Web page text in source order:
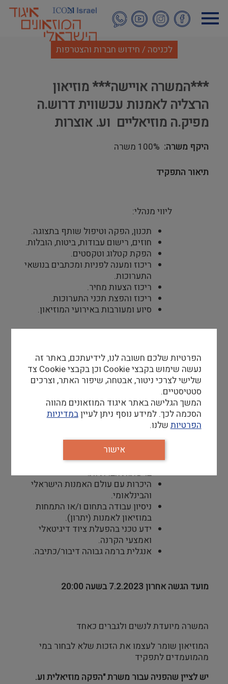
לתוכן
העיקרי
לכניסה / חידוש חברות והצטרפות
***המשרה אויישה*** מוזיאון
הרצליה לאמנות עכשווית דרוש.ה
מפיק.ה מוזיאליים וע. אוצרות
היקף משרה 100% משרה
תיאור התפקיד
ליווי מנהלי:
תכנון, הפקה וטיפול שותף בתצוגה.
חוזים, רישום עבודות, ביטוח, הובלות.
הפקת קטלוג וטקסטים.
ריכוז ומענה לפניות ומכתבים בנושאי
התערוכות.
ריכוז הצעות מחיר.
ריכוז והפצת תכני התערוכות.
סיוע ומעורבות באירועי המוזיאון.
בוגר.ת תואר ראשון בתולדות האמנות
ו/או בוגר.ת תואר ראשון
בתחום דומה ממוסד אקדמי מוכר
(דרישת סף).
שליטה מעולה בתוכנות מחשב: אופיס,
פוטושופ.
יכולות בינאישיות גבוהות, קפדנות
ועמידה בריבוי משימות.
יכולת כתיבה וניסוח, התמצאות
ברשתות חברתיות.
היכרות עם עולם האמנות הישראלי
והבינלאומי.
ניסיון עבודה בתחום ו/או התמחות
במוזיאון לאמנות (יתרון).
ידע טכני בהפעלת ציוד דיגיטאלי
ואמצעי הקרנה.
אנגלית ברמה גבוהה דיבור/כתיבה.
מועד הגשה אחרון 7.2.2023 בשעה 20:00
המשרה מיועדת לנשים ולגברים כאחד
המוזיאון שומר לעצמו את הזכות שלא לבחור במי
מהמועמדים לתפקיד
יש לציין שהפניה עבור משרת "הפקה מוזיאלית וע.
הפרטיות שלכם חשובה לנו, לידיעתכם, באתר זה
נעשה שימוש בקבצי Cookie וכן בקבצי Cookie צד
שלישי לצרכי ניטור, אבטחה, שיפור האתר, וצרכים
סטטיסטיים.
המשך הגלישה באתר איגוד המוזאונים מהווה
הסכמה לכך. למידע נוסף ניתן לעייןבמדיניות
הפרטיות שלנו.
אישור